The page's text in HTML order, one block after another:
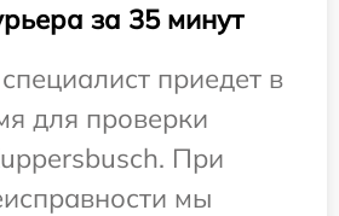
за 35 минут
приедет в
для проверки
При
мы